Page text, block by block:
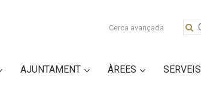
Cerca avançada
AJUNTAMENT ÀREES SERVEIS